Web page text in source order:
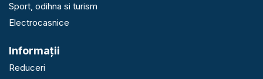
Sport, odihna si turism
Electrocasnice
Informaţii
Reduceri